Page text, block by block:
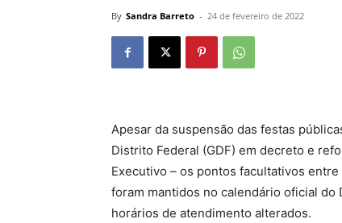
By Sandra Barreto - 24 de fevereiro de 2022
Apesar da suspensão das festas
Distrito Federal (GDF) em decreto e
Executivo – os pontos facultativos
foram mantidos no calendário oficial
horários de atendimento alterados.